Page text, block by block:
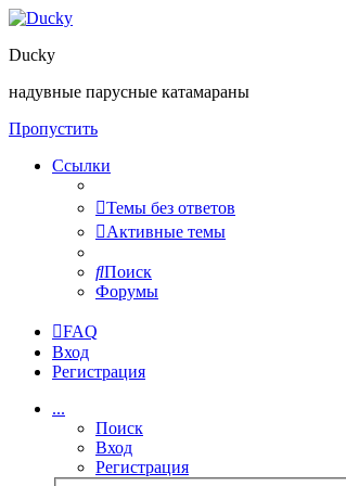
Ducky
надувные парусные катамараны
Пропустить
Ссылки
Темы без ответов
Активные темы
Поиск
Форумы
FAQ
Вход
Регистрация
...
Поиск
Вход
Регистрация